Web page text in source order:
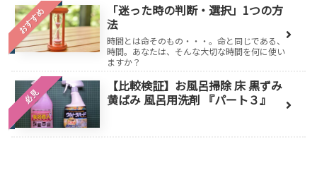
おすすめ
「迷った時の判断・選択」1つの方
法
時間とは命そのもの・・・。命と同じである、
時間。あなたは、そんな大切な時間を何に使い
ますか？
必見
【比較検証】お風呂掃除 床 黒ずみ
黄ばみ 風呂用洗剤 『パート３』